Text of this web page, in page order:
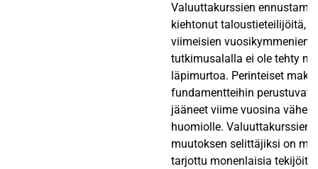
Valuuttakurssien
kiehtonut taloustieteilijöitä,
viimeisien
tutkimusalalla ei ole tehty
läpimurtoa. Perinteiset
fundamentteihin perustuvat
jääneet viime vuosina
huomiolle. Valuuttakurssien
muutoksen selittäjiksi on
tarjottu monenlaisia